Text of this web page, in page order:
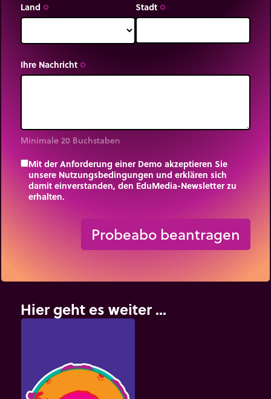
Land trip_origin Stadt trip_origin
Ihre Nachricht trip_origin
Minimale 20 Buchstaben
Mit der Anforderung einer Demo akzeptieren Sie
unsere Nutzungsbedingungen und erklären sich
damit einverstanden, den EduMedia-Newsletter zu
erhalten.
Probeabo beantragen
Hier geht es weiter ...